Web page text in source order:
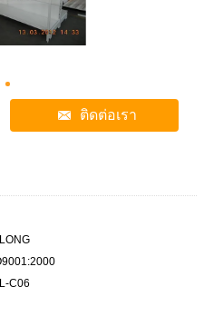
ติดต่อเรา
C06